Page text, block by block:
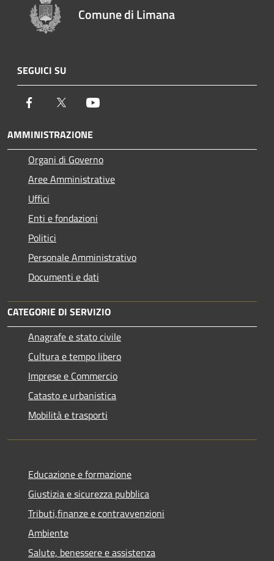
Comune di Limana
SEGUICI SU
Facebook Twitter
AMMINISTRAZIONE
Organi di Governo
Aree Amministrative
Uffici
Enti e fondazioni
Politici
Personale Amministrativo
Documenti e dati
CATEGORIE DI SERVIZIO
Anagrafe e stato civile
Cultura e tempo libero
Imprese e Commercio
Catasto e urbanistica
Mobilità e trasporti
Educazione e formazione
Giustizia e sicurezza pubblica
Tributi,finanze e contravvenzioni
Ambiente
Salute, benessere e assistenza